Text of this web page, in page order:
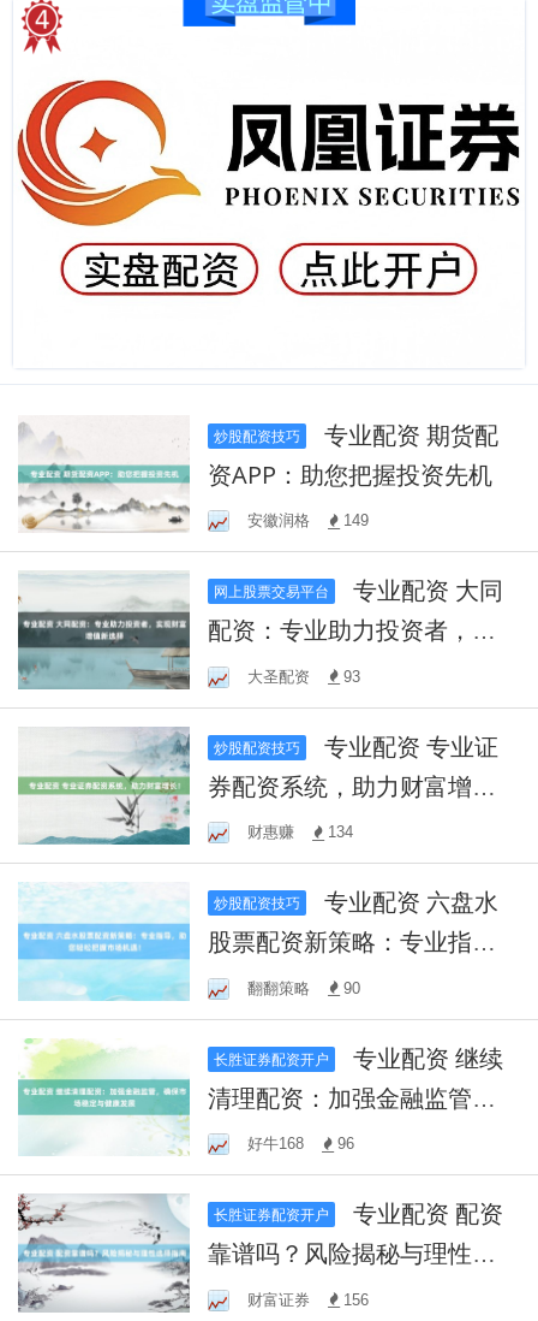
炒股配资技巧
专业配资 期货配
资APP：助您把握投资先机
安徽润格 149
网上股票交易平台
专业配资 大同
配资：专业助力投资者，实
现财富增值新选择
大圣配资 93
炒股配资技巧
专业配资 专业证
券配资系统，助力财富增
长！财惠赚 134
炒股配资技巧
专业配资 六盘水
股票配资新策略：专业指
导，助您轻松把握市场机
遇！
翻翻策略 90
长胜证券配资开户
专业配资 继续
清理配资：加强金融监管，
确保市场稳定与健康发展
好牛168 96
长胜证券配资开户
专业配资 配资
靠谱吗？风险揭秘与理性选
择指南财富证券 156